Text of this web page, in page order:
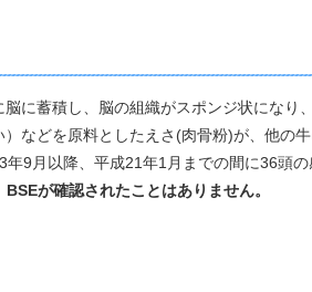
に蓄積し、脳の組織がスポンジ状になり
などを原料としたえさ(肉骨粉)が、他の
9月以降、平成21年1月までの間に36頭
BSEが確認されたことはありません。